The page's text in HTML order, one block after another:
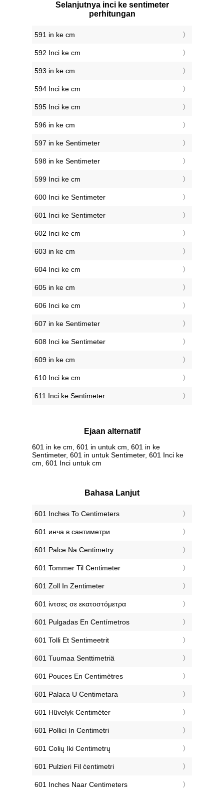
Selanjutnya inci ke sentimeter
perhitungan
591 in ke cm
592 Inci ke cm
593 in ke cm
594 Inci ke cm
595 Inci ke cm
596 in ke cm
597 in ke Sentimeter
598 in ke Sentimeter
599 Inci ke cm
600 Inci ke Sentimeter
601 Inci ke Sentimeter
602 Inci ke cm
603 in ke cm
604 Inci ke cm
605 in ke cm
606 Inci ke cm
607 in ke Sentimeter
608 Inci ke Sentimeter
609 in ke cm
610 Inci ke cm
611 Inci ke Sentimeter
Ejaan alternatif
601 in ke cm, 601 in untuk cm, 601 in ke
Sentimeter, 601 in untuk Sentimeter, 601 Inci ke
cm, 601 Inci untuk cm
Bahasa Lanjut
‎601 Inches To Centimeters
‎601 инча в сантиметри
‎601 Palce Na Centimetry
‎601 Tommer Til Centimeter
‎601 Zoll In Zentimeter
‎601 ίντσες σε εκατοστόμετρα
‎601 Pulgadas En Centímetros
‎601 Tolli Et Sentimeetrit
‎601 Tuumaa Senttimetriä
‎601 Pouces En Centimètres
‎601 Palaca U Centimetara
‎601 Hüvelyk Centiméter
‎601 Pollici In Centimetri
‎601 Colių Iki Centimetrų
‎601 Pulzieri Fil ċentimetri
‎601 Inches Naar Centimeters